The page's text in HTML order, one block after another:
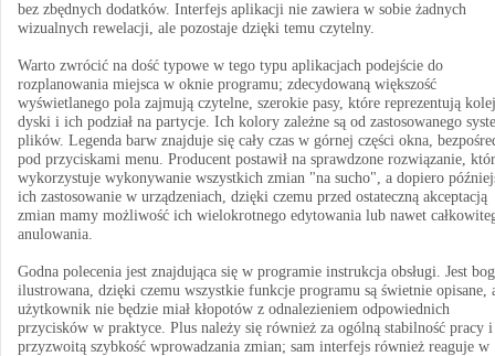
bez zbędnych dodatków. Interfejs aplikacji nie zawiera w sobie żadnych
wizualnych rewelacji, ale pozostaje dzięki temu czytelny.
Warto zwrócić na dość typowe w tego typu aplikacjach podejście do
rozplanowania miejsca w oknie programu; zdecydowaną większość
wyświetlanego pola zajmują czytelne, szerokie pasy, które reprezentują
dyski i ich podział na partycje. Ich kolory zależne są od zastosowanego
plików. Legenda barw znajduje się cały czas w górnej części okna,
pod przyciskami menu. Producent postawił na sprawdzone rozwiązanie,
wykorzystuje wykonywanie wszystkich zmian "na sucho", a dopiero
ich zastosowanie w urządzeniach, dzięki czemu przed ostateczną akceptacją
zmian mamy możliwość ich wielokrotnego edytowania lub nawet
anulowania.
Godna polecenia jest znajdująca się w programie instrukcja obsługi. Jest
ilustrowana, dzięki czemu wszystkie funkcje programu są świetnie opisane,
użytkownik nie będzie miał kłopotów z odnalezieniem odpowiednich
przycisków w praktyce. Plus należy się również za ogólną stabilność pracy i
przyzwoitą szybkość wprowadzania zmian; sam interfejs również reaguje w